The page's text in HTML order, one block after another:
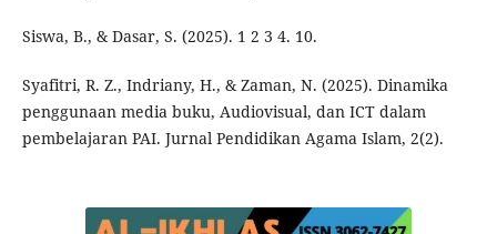
Siswa, B., & Dasar, S. (2025). 1 2 3 4. 10.
Syafitri, R. Z., Indriany, H., & Zaman, N. (2025). Dinamika
penggunaan media buku, Audiovisual, dan ICT dalam
pembelajaran PAI. Jurnal Pendidikan Agama Islam, 2(2).